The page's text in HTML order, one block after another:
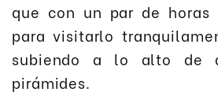
que con un par de horas
para visitarlo
subiendo a lo alto de
pirámides.